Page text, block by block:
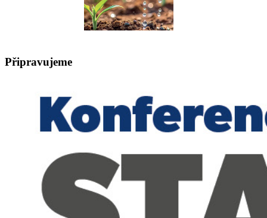
Připravujeme